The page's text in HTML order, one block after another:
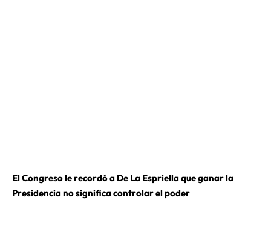
El Congreso le recordó a De La Espriella que ganar la
Presidencia no significa controlar el poder